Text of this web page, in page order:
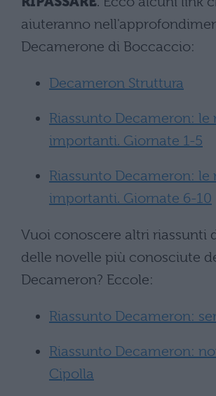
aiuteranno
Decamerone di Boccaccio:
Decameron Struttura
Riassunto Decameron: le
importanti. Giornate 1-5
Riassunto Decameron: le
importanti. Giornate 6-10
Vuoi conoscere altri riassunti
delle novelle più conosciute
Decameron? Eccole:
Riassunto Decameron:
Riassunto Decameron:
Cipolla